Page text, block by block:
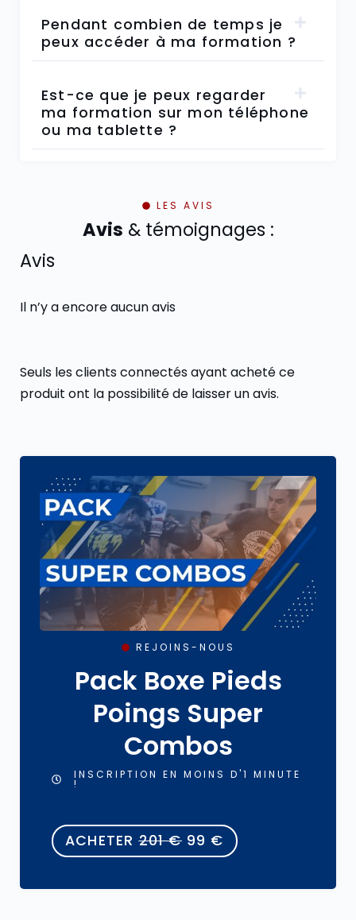
Pendant combien de temps je
peux accéder à ma formation ?
Est-ce que je peux regarder
ma formation sur mon téléphone
ou ma tablette ?
LES AVIS
Avis & témoignages :
Avis
Il n’y a encore aucun avis
Seuls les clients connectés ayant acheté ce
produit ont la possibilité de laisser un avis.
REJOINS-NOUS
Pack Boxe Pieds
Poings Super
Combos
INSCRIPTION EN MOINS D'1 MINUTE
!
ACHETER201€ 99 €